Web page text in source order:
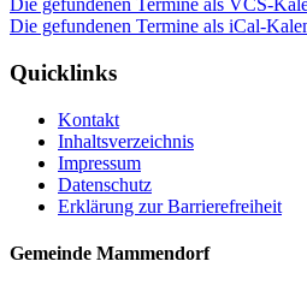
Die gefundenen Termine als VCS-
Die gefundenen Termine als iCal-
Quicklinks
Kontakt
Inhaltsverzeichnis
Impressum
Datenschutz
Erklärung zur Barrierefreiheit
Gemeinde Mammendorf